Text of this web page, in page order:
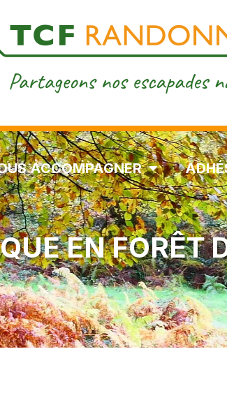
ACCOMPAGNER
EN FORÊT